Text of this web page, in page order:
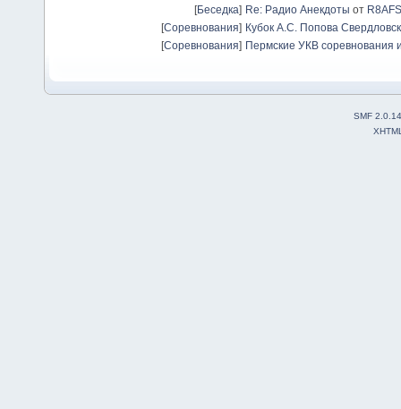
[Беседка] Re: Радио Анекдоты от R8AFS
[Соревнования] Кубок А.С. Попова
[Соревнования] Пермские УКВ соревнования
SMF 2.0.14